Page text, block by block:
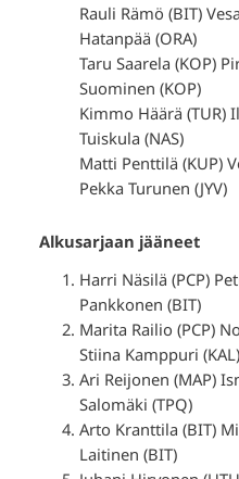
Rauli Rämö (BIT)
Hatanpää (ORA)
Taru Saarela (KOP)
Suominen (KOP)
Kimmo Häärä (TUR)
Tuiskula (NAS)
Matti Penttilä (KUP)
Pekka Turunen (JYV)
Alkusarjaan jääneet
Harri Näsilä (PCP)
Pankkonen (BIT)
Marita Railio (PCP)
Stiina Kamppuri (KAL)
Ari Reijonen (MAP)
Salomäki (TPQ)
Arto Kranttila (BIT)
Laitinen (BIT)